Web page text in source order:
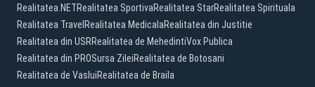
Realitatea.NETRealitatea SportivaRealitatea StarRealitatea Spirituala
Realitatea Travel Realitatea MedicalaRealitatea din Justitie
Realitatea din USRRealitatea de MehedintiVox Publica
Realitatea din PROSursa ZileiRealitatea de Botosani
Realitatea de VasluiRealitatea de Braila